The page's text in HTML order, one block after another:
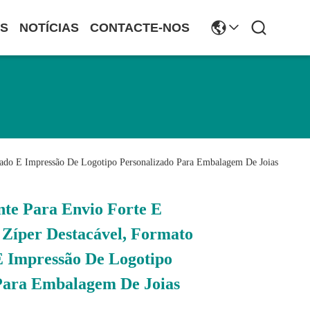
NOTÍCIAS CONTACTE-NOS
E Impressão De Logotipo Personalizado Para Embalagem De Joias
Para Envio Forte E
Destacável, Formato
Impressão De Logotipo
Embalagem De Joias